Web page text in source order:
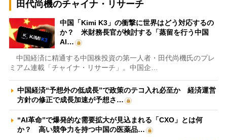
田代尚機のチャイナ・リサーチ
中国「Kimi K3」の衝撃に世界はどう対応するの
か？ 米財務長官が検討する「蒸留を行う中国
AI…
中国経済に精通する中国株投資の第一人者・田代尚機氏のプレ
ミアム連載「チャイナ・リサーチ」。中国企…
中国経済“予想外の低成長”で政策のテコ入れ必至か 経済運営
方針の修正で成長加速が予想さ…
“AI革命”で爆発的な需要拡大が見込まれる「CXO」とは何
か？ 高い競争力を持つ中国の医薬品…